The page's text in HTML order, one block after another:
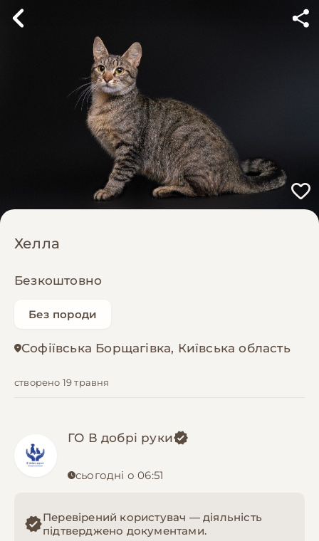
Хелла
Безкоштовно
Без породи
Софіївська Борщагівка, Київська область
створено 19 травня
ГО В добрі руки
сьогодні о 06:51
Перевірений користувач — діяльність
підтверджено документами.